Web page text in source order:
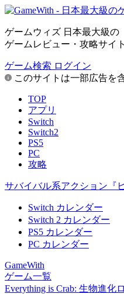
ゲームウィズ 日本最大級の
ゲームレビュー・攻略サイト
ゲーム検索 ログイン
このサイトは一部広告を
TOP
アプリ
Switch
Switch2
PS5
PC
攻略
サバイバル系アクション『
Switch カレンダー
Switch 2 カレンダー
PS5 カレンダー
PC カレンダー
GameWith
ゲーム一覧
Everything is Crab: 生物進化